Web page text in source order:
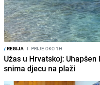
/REGIJA I PRIJE OKO 1H
Užas u Hrvatskoj:
snima djecu na plaži